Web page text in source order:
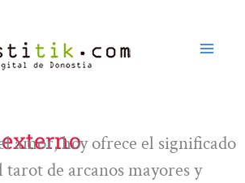
amor, hoy ofrece el significado
tarot de arcanos mayores y